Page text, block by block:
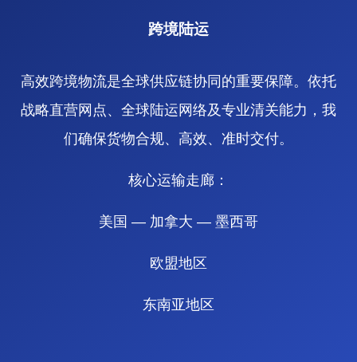
跨境陆运
高效跨境物流是全球供应链协同的重要保障。依托
战略直营网点、全球陆运网络及专业清关能力，我
们确保货物合规、高效、准时交付。
核心运输走廊：
美国 — 加拿大 — 墨西哥
欧盟地区
东南亚地区